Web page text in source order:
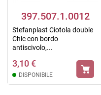
397.507.1.0012
Stefanplast Ciotola double
Chic con bordo
antiscivolo,...
3,10 €
DISPONIBILE